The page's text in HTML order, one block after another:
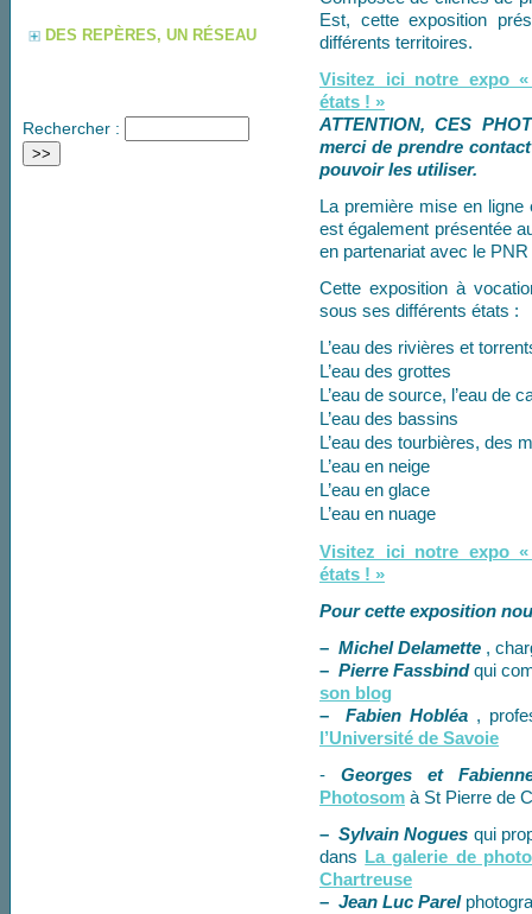
Est, cette exposition
différents territoires.
Visitez ici notre expo
états ! »
ATTENTION, CES
merci de prendre
pouvoir les utiliser.
La première mise en
est également présentée
en partenariat avec le
Cette exposition à
sous ses différents états :
L’eau des rivières et
L’eau des grottes
L’eau de source, l’eau de
L’eau des bassins
L’eau des tourbières, des
L’eau en neige
L’eau en glace
L’eau en nuage
Visitez ici notre expo
états ! »
Pour cette exposition
– Michel Delamette ,
– Pierre Fassbind qui
son blog
–
Fabien Hobléa ,
l’Université de Savoie
- Georges et
Photosom à St Pierre de
– Sylvain Nogues qui
dans La galerie de
Chartreuse
– Jean Luc Parel
DES REPÈRES, UN RÉSEAU
Rechercher :